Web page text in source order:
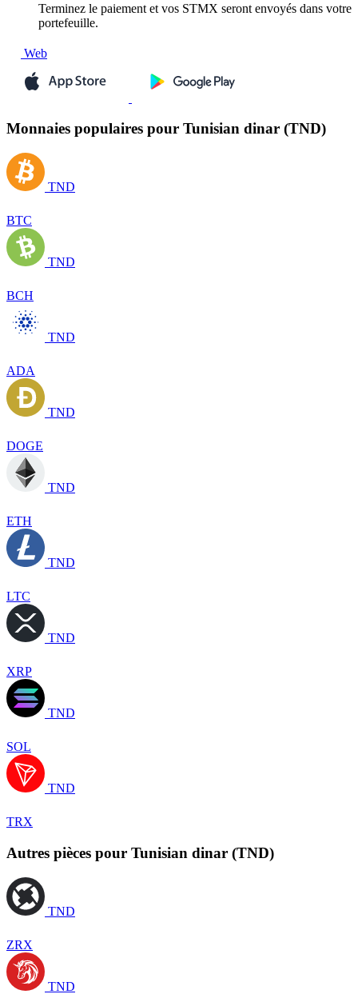
Terminez le paiement et vos STMX seront envoyés dans votre
portefeuille.
Web
Monnaies populaires pour Tunisian dinar (TND)
TND
BTC
TND
BCH
TND
ADA
TND
DOGE
TND
ETH
TND
LTC
TND
XRP
TND
SOL
TND
TRX
Autres pièces pour Tunisian dinar (TND)
TND
ZRX
TND